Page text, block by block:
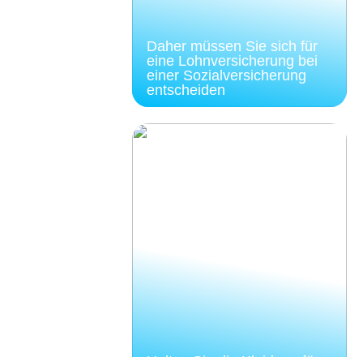
Daher müssen Sie sich für
eine Lohnversicherung bei
einer Sozialversicherung
entscheiden